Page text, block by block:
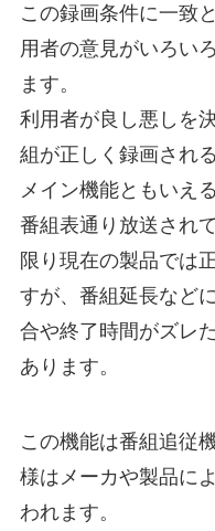
この録画条件に一致
用者の意見がいろい
ます。
利用者が良し悪しを
組が正しく録画され
メイン機能ともいえ
番組表通り放送され
限り現在の製品では
すが、番組延長など
合や終了時間がズレ
あります。
この機能は番組追従
様はメーカや製品に
われます。